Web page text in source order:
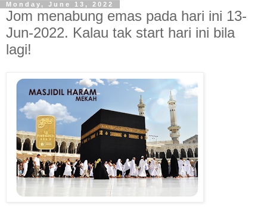
Monday, June 13, 2022
Jom menabung emas pada hari ini 13-
Jun-2022. Kalau tak start hari ini bila
lagi!